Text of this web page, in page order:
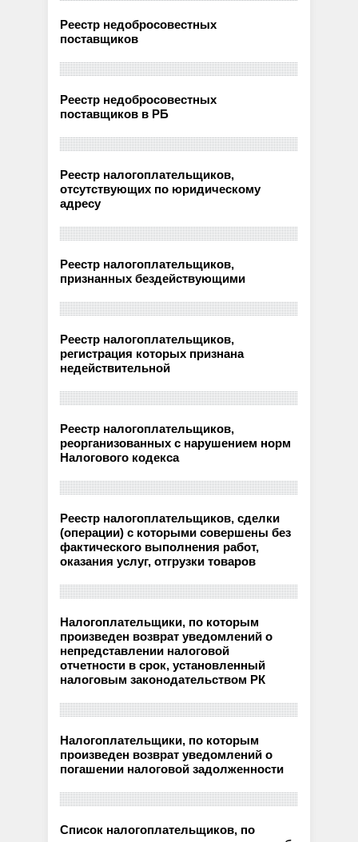
Реестр недобросовестных
поставщиков
Реестр недобросовестных
поставщиков в РБ
Реестр налогоплательщиков,
отсутствующих по юридическому
адресу
Реестр налогоплательщиков,
признанных бездействующими
Реестр налогоплательщиков,
регистрация которых признана
недействительной
Реестр налогоплательщиков,
реорганизованных с нарушением норм
Налогового кодекса
Реестр налогоплательщиков, сделки
(операции) с которыми совершены без
фактического выполнения работ,
оказания услуг, отгрузки товаров
Налогоплательщики, по которым
произведен возврат уведомлений о
непредставлении налоговой
отчетности в срок, установленный
налоговым законодательством РК
Налогоплательщики, по которым
произведен возврат уведомлений о
погашении налоговой задолженности
Список налогоплательщиков, по